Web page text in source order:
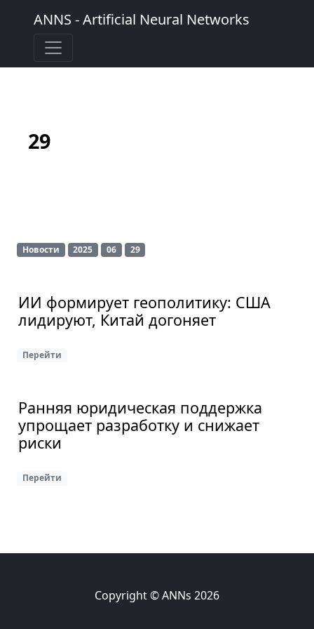
ANNS - Artificial Neural Networks
29
Новости 2025 06 29
ИИ формирует геополитику: США
лидируют, Китай догоняет
Перейти
Ранняя юридическая поддержка
упрощает разработку и снижает
риски
Перейти
Copyright © ANNs 2026